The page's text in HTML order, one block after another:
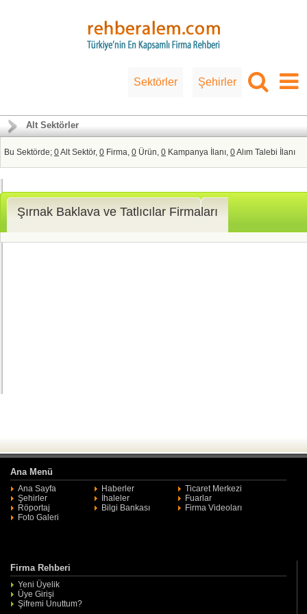
Sektörler Şehirler
Alt Sektörler
Bu Sektörde; 0Alt Sektör, 0 Firma, 0 Ürün, 0 Kampanya İlanı, 0Alım Talebi İlanı
Şırnak Baklava ve Tatlıcılar Firmaları
Ana Menü
Ana Sayfa Haberler
Ticaret Merkezi
Şehirler
İhaleler
Fuarlar
Röportaj
Bilgi Bankası
Firma Videoları
Foto Galeri
Firma Rehberi
Yeni Üyelik
Üye Girişi
Şifremi Unuttum?